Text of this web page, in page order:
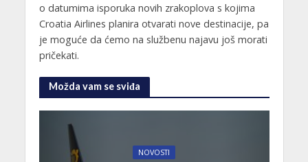
o datumima isporuka novih zrakoplova s kojima
Croatia Airlines planira otvarati nove destinacije, pa
je moguće da ćemo na službenu najavu još morati
pričekati.
Možda vam se sviđa
NOVOSTI